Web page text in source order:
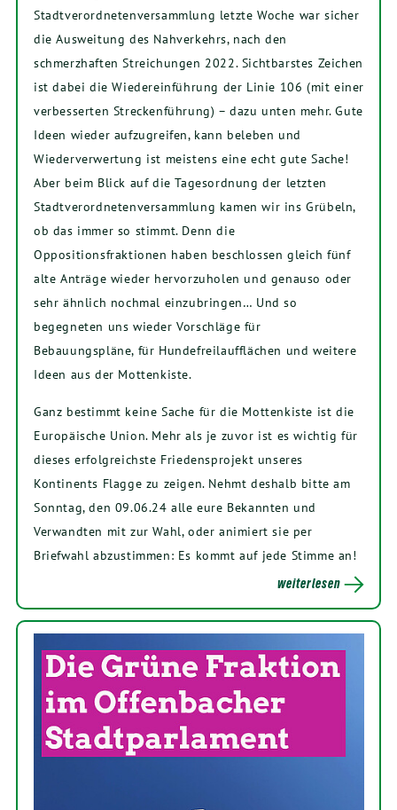
Stadtverordnetenversammlung letzte Woche war sicher
die Ausweitung des Nahverkehrs, nach den
schmerzhaften Streichungen 2022. Sichtbarstes Zeichen
ist dabei die Wiedereinführung der Linie 106 (mit einer
verbesserten Streckenführung) – dazu unten mehr. Gute
Ideen wieder aufzugreifen, kann beleben und
Wiederverwertung ist meistens eine echt gute Sache!
Aber beim Blick auf die Tagesordnung der letzten
Stadtverordnetenversammlung kamen wir ins Grübeln,
ob das immer so stimmt. Denn die
Oppositionsfraktionen haben beschlossen gleich fünf
alte Anträge wieder hervorzuholen und genauso oder
sehr ähnlich nochmal einzubringen… Und so
begegneten uns wieder Vorschläge für
Bebauungspläne, für Hundefreilaufflächen und weitere
Ideen aus der Mottenkiste.
Ganz bestimmt keine Sache für die Mottenkiste ist die
Europäische Union. Mehr als je zuvor ist es wichtig für
dieses erfolgreichste Friedensprojekt unseres
Kontinents Flagge zu zeigen. Nehmt deshalb bitte am
Sonntag, den 09.06.24 alle eure Bekannten und
Verwandten mit zur Wahl, oder animiert sie per
Briefwahl abzustimmen: Es kommt auf jede Stimme an!
weiterlesen